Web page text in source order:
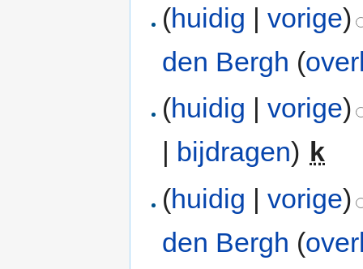
(huidig |vorige)
den Bergh (
(huidig |vorige)
| bijdragen) k
(huidig |vorige)
den Bergh (